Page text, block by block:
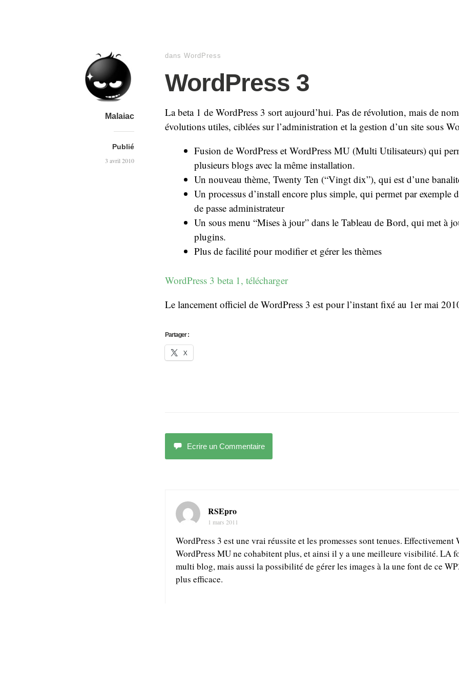
Malaiac
Publié
3 avril 2010
dans WordPress
WordPress 3
La beta 1 de WordPress 3 sort aujourd’hui. Pas de révolution, mais de
évolutions utiles, ciblées sur l’administration et la gestion d’un site sous
Fusion de WordPress et WordPress MU (Multi Utilisateurs) qui
plusieurs blogs avec la même installation.
Un nouveau thème, Twenty Ten (“Vingt dix”), qui est d’une
Un processus d’install encore plus simple, qui permet par exemple
de passe administrateur
Un sous menu “Mises à jour” dans le Tableau de Bord, qui met à
plugins.
Plus de facilité pour modifier et gérer les thèmes
WordPress 3 beta 1, télécharger
Le lancement officiel de WordPress 3 est pour l’instant fixé au 1er mai
Partager :
X
Ecrire un Commentaire
RSEpro
1 mars 2011
WordPress 3 est une vrai réussite et les promesses sont tenues. Effectivement
WordPress MU ne cohabitent plus, et ainsi il y a une meilleure visibilité. LA
multi blog, mais aussi la possibilité de gérer les images à la une font de ce
plus efficace.